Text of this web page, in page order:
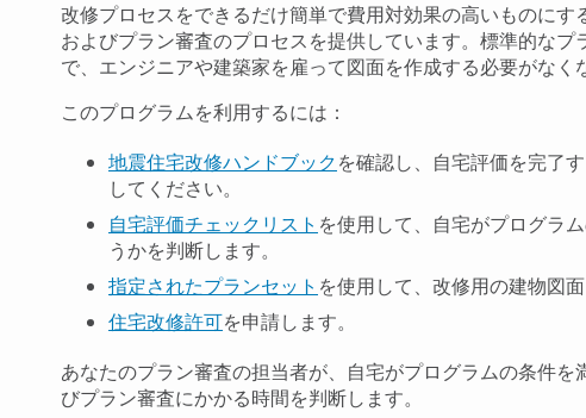
改修プロセスをできるだけ簡単で費用対効果の高いものにす
およびプラン審査のプロセスを提供しています。標準的なプ
で、エンジニアや建築家を雇って図面を作成する必要がなく
このプログラムを利用するには：
地震住宅改修ハンドブックを確認し、自宅評価を完了
してください。
自宅評価チェックリスト を使用して、自宅がプログラ
うかを判断します。
指定されたプランセット を使用して、改修用の建物図面
住宅改修許可を申請します。
あなたのプラン審査の担当者が、自宅がプログラムの条件を
びプラン審査にかかる時間を判断します。